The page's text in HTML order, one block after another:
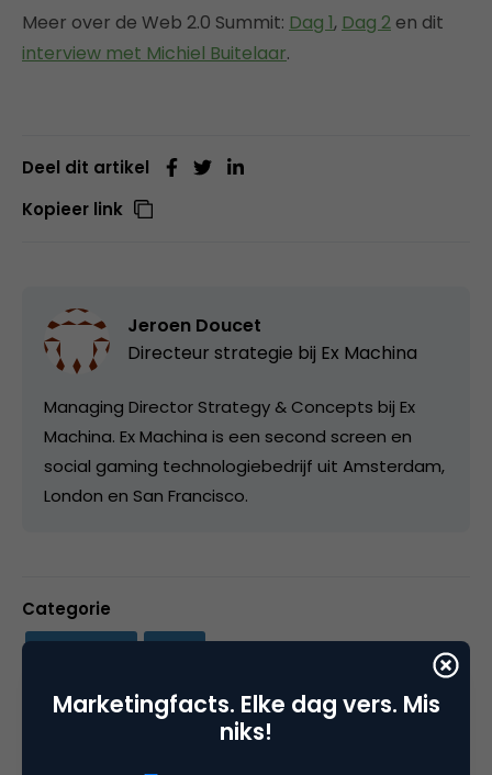
Meer over de Web 2.0 Summit: Dag 1, Dag 2 en dit
interview met Michiel Buitelaar.
Deel dit artikel
Kopieer link
Jeroen Doucet
Directeur strategie bij Ex Machina
Managing Director Strategy & Concepts bij Ex
Machina. Ex Machina is een second screen en
social gaming technologiebedrijf uit Amsterdam,
London en San Francisco.
Categorie
Data Analytics Media
TagsMarketingfacts. Elke dag vers. Mis
niks!